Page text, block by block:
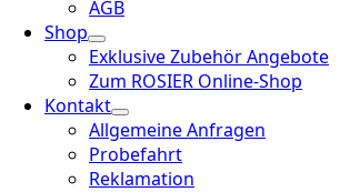
AGB
Shop
Exklusive Zubehör Angebote
Zum ROSIER Online-Shop
Kontakt
Allgemeine Anfragen
Probefahrt
Reklamation